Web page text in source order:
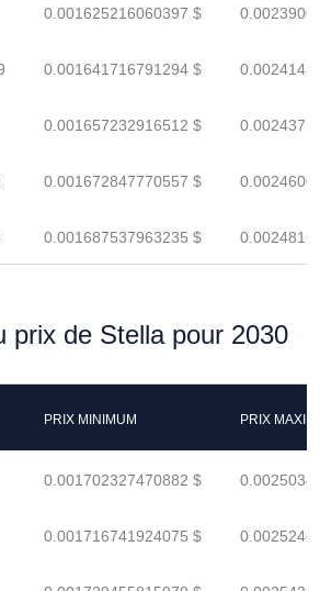
0.001625216060397 $
0.001641716791294 $
0.001657232916512 $
0.001672847770557 $
0.001687537963235 $
prix de Stella pour 2030
PRIX MINIMUM PRIX
0.001702327470882 $
0.001716741924075 $